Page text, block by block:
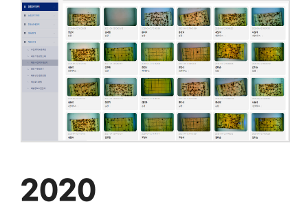
2020